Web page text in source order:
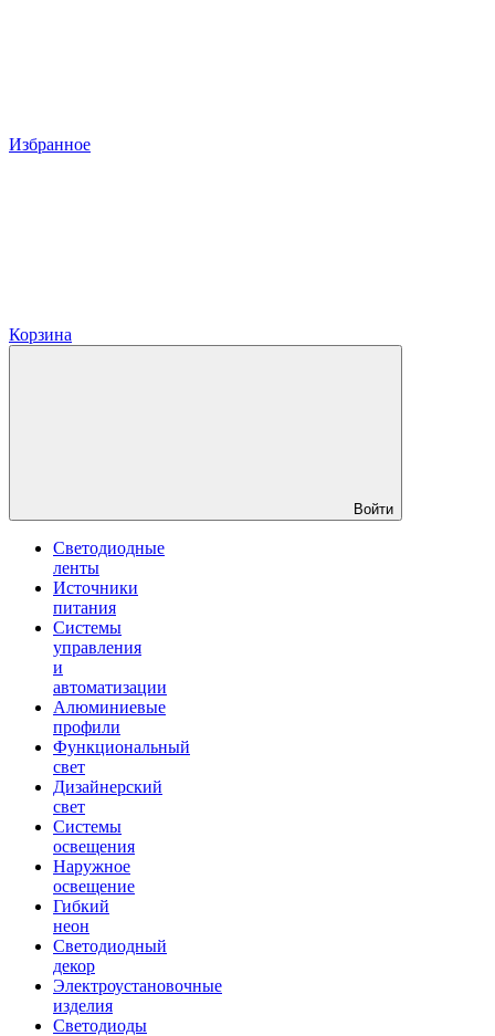
Избранное
Корзина
Войти
Светодиодные
ленты
Источники
питания
Системы
управления
и
автоматизации
Алюминиевые
профили
Функциональный
свет
Дизайнерский
свет
Системы
освещения
Наружное
освещение
Гибкий
неон
Светодиодный
декор
Электроустановочные
изделия
Светодиоды